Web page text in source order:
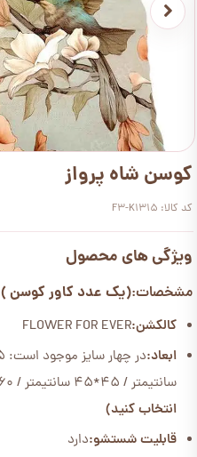
کوسن شاه پرواز
کد کالا: F3-K1315
ویژگی های محصول
مشخصات:(یک عدد کاور کوسن )
کالکشن:FLOWER FOR EVER
ابعاد:
سانتیمتر / 45*45 سانتیمتر / 60*60 سانتیمتر
انتخاب کنید)
قابلیت شستشو:دارد